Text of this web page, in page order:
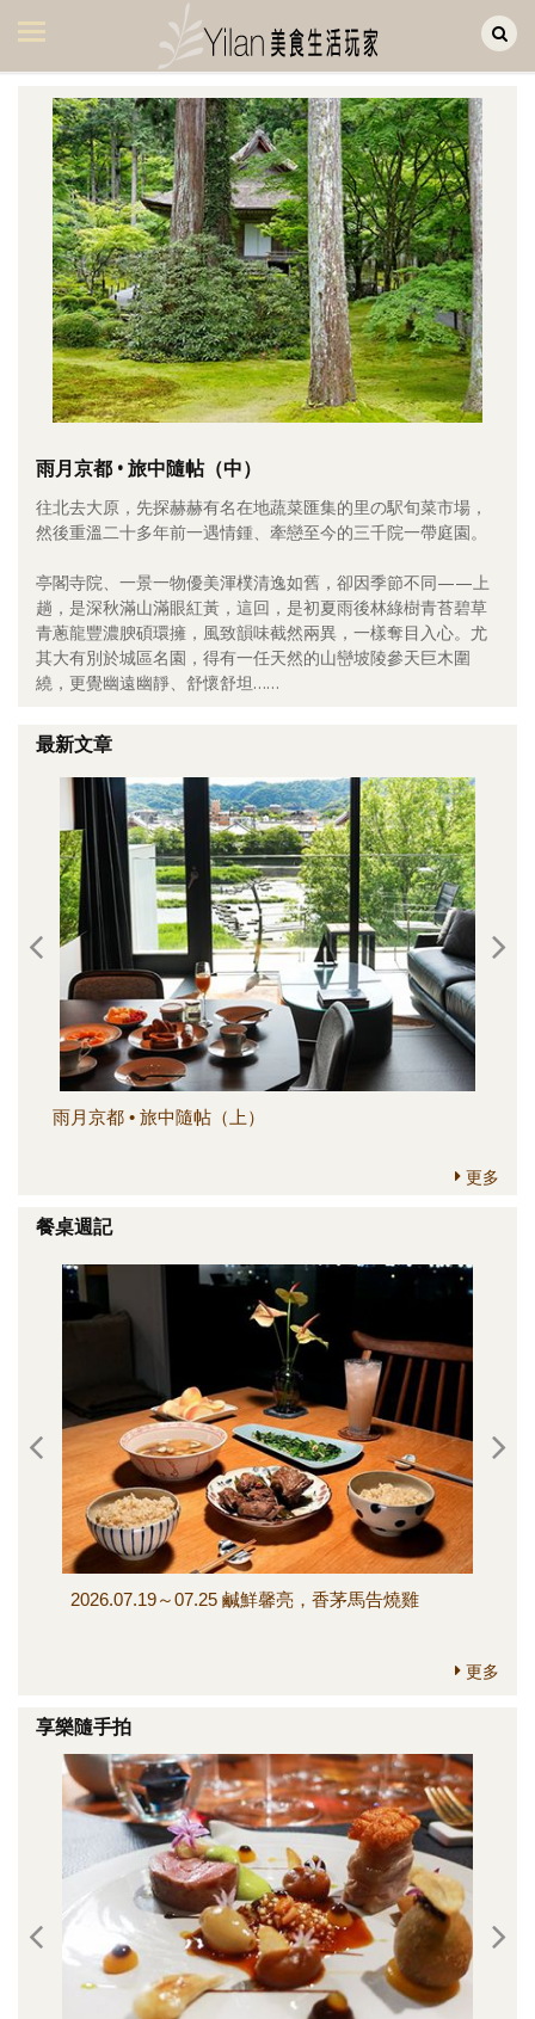
美食集
美飲集
廚房集
旅遊集
旅遊美食集
生活風
書房集
日記簿
餐桌週記
享樂隨手拍
影音區
創意出版服務
關於Yilan
個人著作
活動實況記錄
媒體報導一覽
合作與代言
訂閱電子報
雨月京都 • 旅中隨帖（中）
往北去大原，先探赫赫有名在地蔬菜匯集的里の駅旬菜市場，
然後重溫二十多年前一遇情鍾、牽戀至今的三千院一帶庭園。
亭閣寺院、一景一物優美渾樸清逸如舊，卻因季節不同——上
趟，是深秋滿山滿眼紅黃，這回，是初夏雨後林綠樹青苔碧草
青蔥龍豐濃腴碩環擁，風致韻味截然兩異，一樣奪目入心。尤
其大有別於城區名園，得有一任天然的山巒坡陵參天巨木圍
繞，更覺幽遠幽靜、舒懷舒坦……
最新文章
雨月京都 • 旅中隨帖（上）
更多
餐桌週記
2026.07.19～07.25 鹹鮮馨亮，香茅馬告燒雞
更多
享樂隨手拍